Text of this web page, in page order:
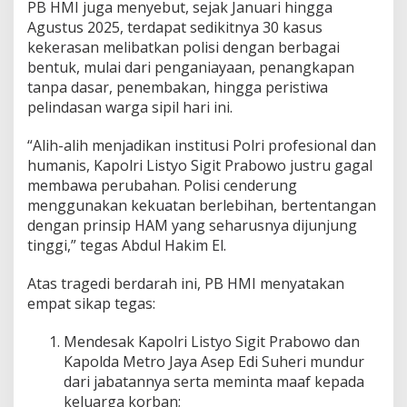
a
b
PB HMI juga menyebut, sejak Januari hingga
Agustus 2025, terdapat sedikitnya 30 kasus
kekerasan melibatkan polisi dengan berbagai
bentuk, mulai dari penganiayaan, penangkapan
tanpa dasar, penembakan, hingga peristiwa
pelindasan warga sipil hari ini.
“Alih-alih menjadikan institusi Polri profesional dan
humanis, Kapolri Listyo Sigit Prabowo justru gagal
membawa perubahan. Polisi cenderung
menggunakan kekuatan berlebihan, bertentangan
dengan prinsip HAM yang seharusnya dijunjung
tinggi,” tegas Abdul Hakim El.
Atas tragedi berdarah ini, PB HMI menyatakan
empat sikap tegas:
Mendesak Kapolri Listyo Sigit Prabowo dan
Kapolda Metro Jaya Asep Edi Suheri mundur
dari jabatannya serta meminta maaf kepada
keluarga korban;